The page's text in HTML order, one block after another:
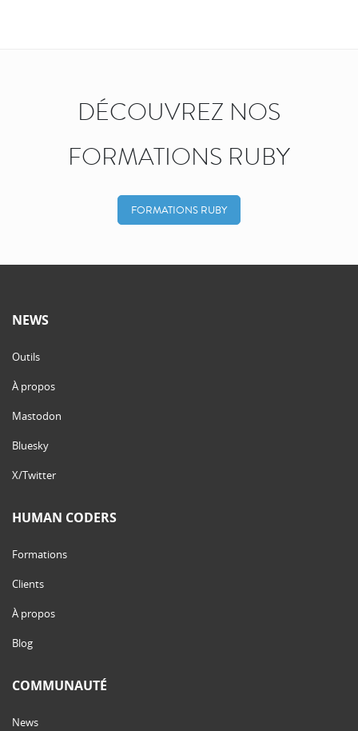
DÉCOUVREZ NOS
FORMATIONS RUBY
FORMATIONS RUBY
NEWS
Outils
À propos
Mastodon
Bluesky
X/Twitter
HUMAN CODERS
Formations
Clients
À propos
Blog
COMMUNAUTÉ
News